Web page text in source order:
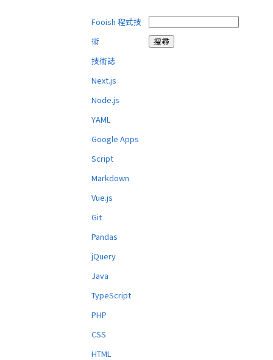
Fooish 程式技
術
技術誌
Next.js
Node.js
YAML
Google Apps
Script
Markdown
Vue.js
Git
Pandas
jQuery
Java
TypeScript
PHP
CSS
HTML